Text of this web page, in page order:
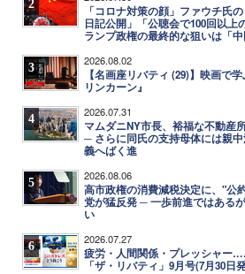
2
「コロナ対策の顔」ファウチ氏
日記公開」「公聴会で100回以上
ランプ政権の最終的な狙いは「
3 2026.08.02
【名画座リバティ (29)】映画で
リンカーン』
4 2026.07.31
マムダニNY市長、裕福な不動産
─ さらに同氏の支持母体には親
義へばく進
5 2026.08.06
高市政権の消費減税決定に、"公
党が猛反発 ─ 一歩前進ではある
い
6 2026.07.27
疲労・人間関係・プレッシャー
「ザ・リバティ」9月号(7月30日